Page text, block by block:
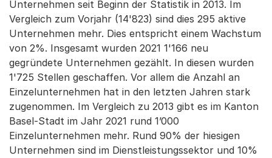
Unternehmen seit Beginn der Statistik in 2013. Im
Vergleich zum Vorjahr (14'823) sind dies 295 aktive
Unternehmen mehr. Dies entspricht einem Wachstum
von 2%. Insgesamt wurden 2021 1'166 neu
gegründete Unternehmen gezählt. In diesen wurden
1'725 Stellen geschaffen. Vor allem die Anzahl an
Einzelunternehmen hat in den letzten Jahren stark
zugenommen. Im Vergleich zu 2013 gibt es im Kanton
Basel-Stadt im Jahr 2021 rund 1’000
Einzelunternehmen mehr. Rund 90% der hiesigen
Unternehmen sind im Dienstleistungssektor und 10%